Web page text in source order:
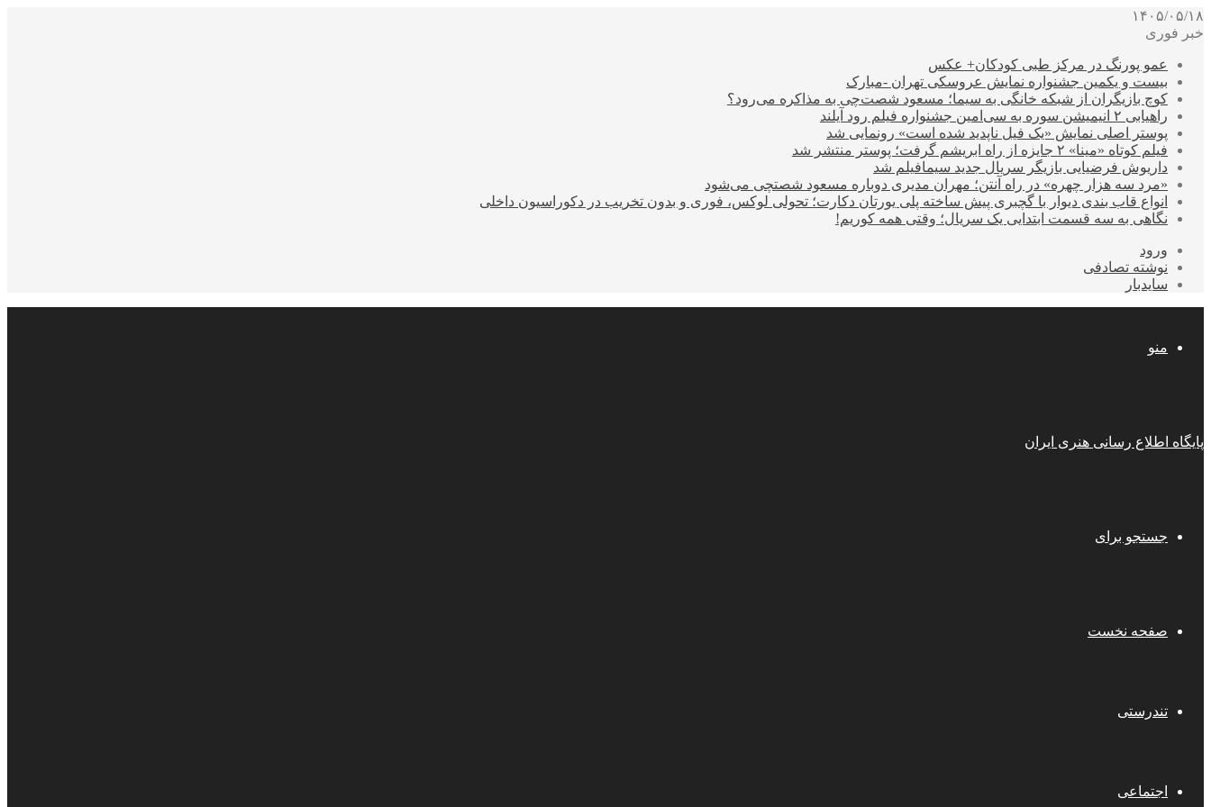
۱۴۰۵/۰۵/۱۸
خبر فوری
عمو پورنگ در مرکز طبی کودکان+ عکس
بیست و یکمین جشنواره نمایش عروسکی تهران -مبارک
کوچ بازیگران از شبکه خانگی به سیما؛ مسعود شصت‌چی به مذاکره می‌رود؟
راهیابی ۲ انیمیشن سوره به سی‌امین جشنواره فیلم رود آیلند
پوستر اصلی نمایش «یک فیل ناپدید شده است» رونمایی شد
فیلم کوتاه «مینا» ۲ جایزه از راه ابریشم گرفت؛ پوستر منتشر شد
داریوش فرضیایی بازیگر سریال جدید سیمافیلم شد
«مرد سه هزار چهره» در راه آنتن؛ مهران مدیری دوباره مسعود شصتچی می‌شود
انواع قاب بندی دیوار با گچبری پیش ساخته پلی یورتان دکارت؛ تحولی لوکس، فوری و بدون تخریب در دکوراسیون داخلی
نگاهی به سه قسمت ابتدایی یک سریال؛ وقتی همه کوریم!
ورود
نوشته تصادفی
سایدبار
منو
پایگاه اطلاع رسانی هنری ایران
جستجو برای
صفحه نخست
تندرستی
اجتماعی